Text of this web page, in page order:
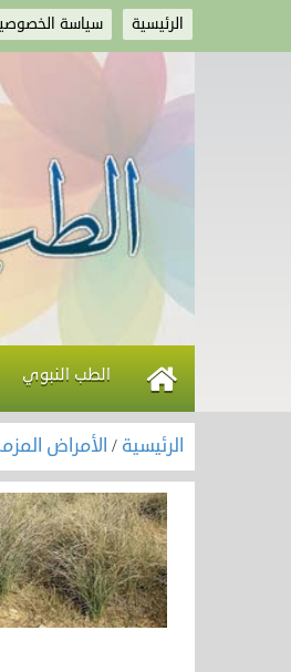
الرئيسية سياسة
الطب النبوي
الرئيسية / الأمراض